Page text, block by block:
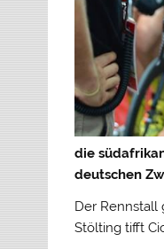
die
deutschen
Der Rennstall
Stölting tifft